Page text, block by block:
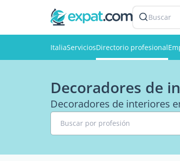
Buscar
ItaliaServiciosDirectorio profesional
Decoradores de
Decoradores de interiores
Buscar por profesión